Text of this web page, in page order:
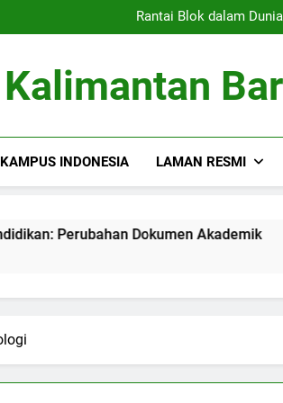
Rantai Blok dalam
Membangun
Rantai Blok dalam
Membangun
INDONESIA LAMAN RESMI
Dokumen Akademik